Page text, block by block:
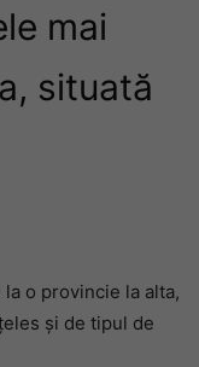
mai
situată
o provincie la alta,
și de tipul de